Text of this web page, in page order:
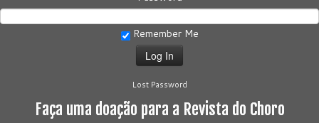
Remember Me
Lost Password
Faça uma doação para a Revista do Choro